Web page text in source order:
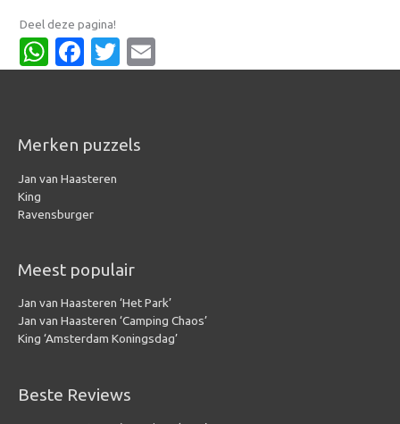
Deel deze pagina!
WhatsApp
Facebook
Twitter
Merken puzzels
Jan van Haasteren
King
Ravensburger
Meest populair
Jan van Haasteren ‘Het Park’
Jan van Haasteren ‘Camping Chaos’
King ‘Amsterdam Koningsdag’
Beste Reviews